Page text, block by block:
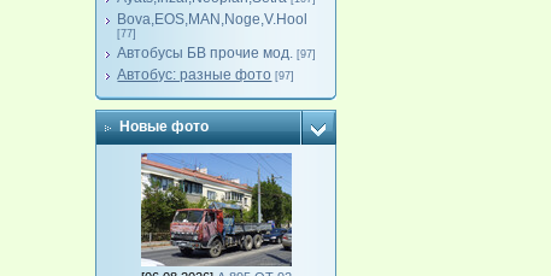
Bova,EOS,MAN,Noge,V.Hool
[77]
Автобусы БВ прочие мод. [97]
Автобус: разные фото [97]
Новые фото